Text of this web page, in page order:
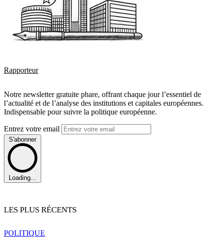
Rapporteur
Notre newsletter gratuite phare, offrant chaque jour l’essentiel de
l’actualité et de l’analyse des institutions et capitales européennes.
Indispensable pour suivre la politique européenne.
Entrez votre email
S'abonner
Loading...
LES PLUS RÉCENTS
POLITIQUE